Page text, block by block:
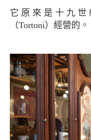
它原來是十九世紀一位義大利人托爾托尼
（Tortoni）經營的。